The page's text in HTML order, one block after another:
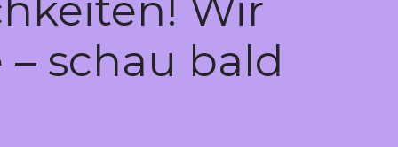
Wir
schau bald